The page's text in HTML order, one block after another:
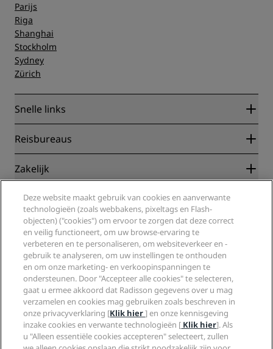
Parijs
Riga
Shanghai
Stockholm
Sydney
Zürich
Snelle links
Radisson Rewards
Blog
Bestemmingen
Radisson Hotels-app
Sports Approved-hotels
Gezinsvriendelijk hotels
Gezondheid en veiligheid
Reisbureaus
Partners
Reisagenten
Zakelijk
Radisson Hotel Group
Media
Vacatures RHG
Vacatures PPHE
Vacatures EHL
The Club by RHG
Hotelontwikkeling
Duurzaam ondernemen
Inkoop
Juridisch
Privacycentrum
Juridische kennisgeving
Algemene voorwaarden voor Radisson Rewards
Gebruikersovereenkomst site
Digitale toegankelijkheid
Verklaring inzake moderne slavernij
Help
Waarschuwingen voor consumenten
Contactgegevens
Veelgestelde vragen
Sitemap
Social media
Radisson Hotels Brands
Deze website maakt gebruik van cookies en aanverwante
technologieën (zoals webbakens, pixeltags en Flash-
objecten) ("cookies") om ervoor te zorgen dat deze correct
en veilig functioneert, om uw browse-ervaring te
verbeteren en te personaliseren, om websiteverkeer en -
gebruik te analyseren, om uw instellingen te onthouden
en om onze marketing- en verkoopinspanningen te
ondersteunen. Door "Accepteer alle cookies" te selecteren,
gaat u ermee akkoord dat Radisson gegevens over u mag
verzamelen en cookies mag gebruiken zoals beschreven in
onze privacyverklaring [Klik hier] en onze kennisgeving
inzake cookies en verwante technologieën [ Klik hier]. Als
u "Alleen essentiële cookies accepteren" selecteert, zullen